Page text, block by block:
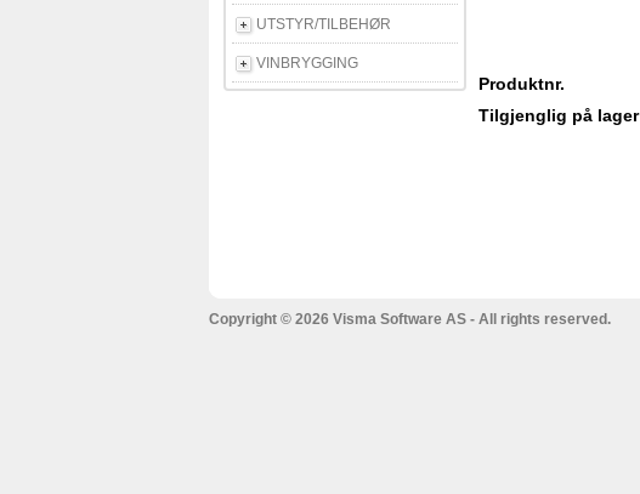
UTSTYR/TILBEHØR
VINBRYGGING
Produktnr.
Tilgjenglig på lager
Copyright © 2026 Visma Software AS - All rights reserved.